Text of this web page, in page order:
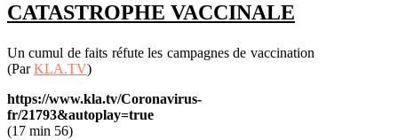
CATASTROPHE VACCINALE
Un cumul de faits réfute les campagnes de vaccination
(ParKLA.TV)
https://www.kla.tv/Coronavirus-
fr/21793&autoplay=true
(17 min 56)